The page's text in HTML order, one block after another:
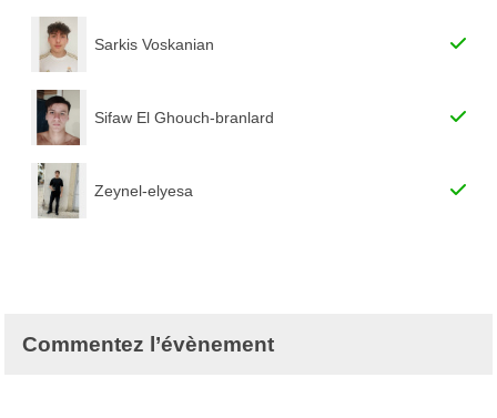
Sarkis Voskanian
Sifaw El Ghouch-branlard
Zeynel-elyesa
Commentez l’évènement